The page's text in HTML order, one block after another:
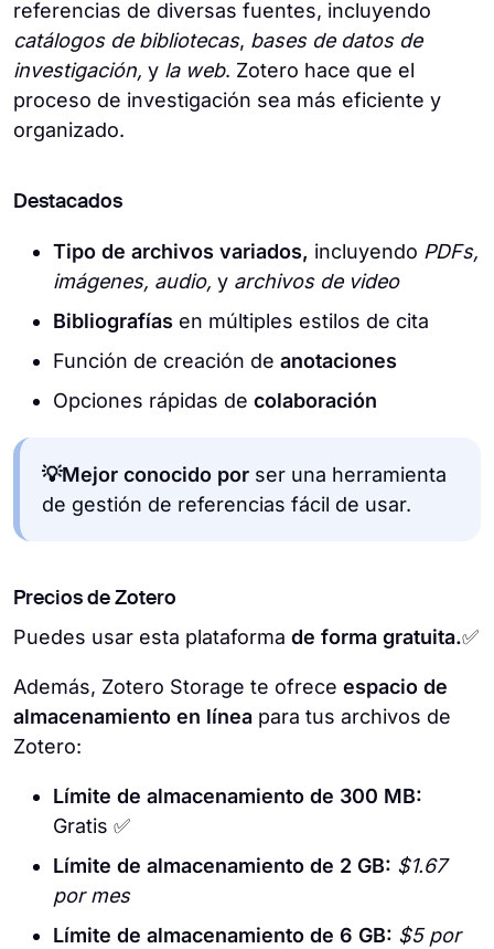
referencias de diversas fuentes, incluyendo
catálogos de bibliotecas, bases de datos de
investigación, y la web. Zotero hace que el
proceso de investigación sea más eficiente y
organizado.
Destacados
Tipo de archivos variados, incluyendo PDFs,
imágenes, audio, y archivos de video
Bibliografías en múltiples estilos de cita
Función de creación de anotaciones
Opciones rápidas de colaboración
💡Mejor conocido por ser una herramienta
de gestión de referencias fácil de usar.
Precios de Zotero
Puedes usar esta plataforma de forma gratuita.✅
Además, Zotero Storage te ofrece espacio de
almacenamiento en línea para tus archivos de
Zotero:
Límite de almacenamiento de 300 MB:
Gratis ✅
Límite de almacenamiento de 2 GB: $1.67
por mes
Límite de almacenamiento de 6 GB: $5 por